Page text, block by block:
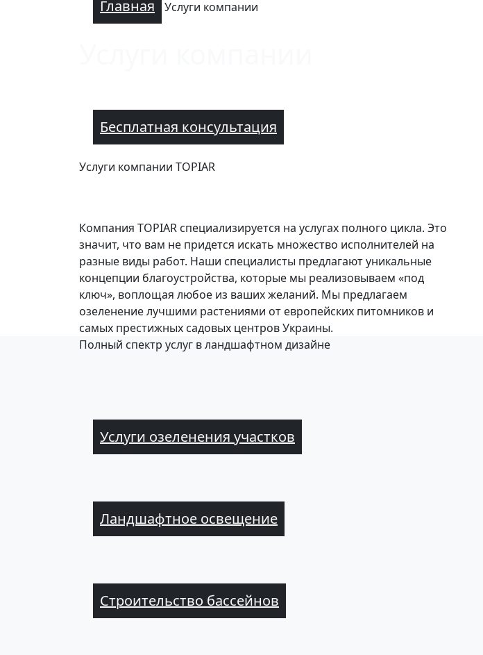
Главная Услуги компании
Бесплатная консультация
Услуги компании TOPIAR
Компания TOPIAR специализируется на услугах полного цикла. Это
значит, что вам не придется искать множество исполнителей на
разные виды работ. Наши специалисты предлагают уникальные
концепции благоустройства, которые мы реализовываем «под
ключ», воплощая любое из ваших желаний. Мы предлагаем
озеленение лучшими растениями от европейских питомников и
самых престижных садовых центров Украины.
Полный спектр услуг в ландшафтном дизайне
Услуги озеленения участков
Ландшафтное освещение
Строительство бассейнов